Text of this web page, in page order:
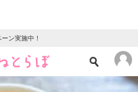
ン実施中！